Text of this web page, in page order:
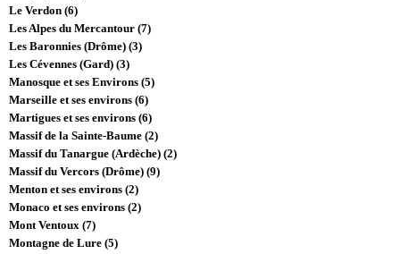
Le Verdon (6)
Les Alpes du Mercantour (7)
Les Baronnies (Drôme) (3)
Les Cévennes (Gard) (3)
Manosque et ses Environs (5)
Marseille et ses environs (6)
Martigues et ses environs (6)
Massif de la Sainte-Baume (2)
Massif du Tanargue (Ardèche) (2)
Massif du Vercors (Drôme) (9)
Menton et ses environs (2)
Monaco et ses environs (2)
Mont Ventoux (7)
Montagne de Lure (5)